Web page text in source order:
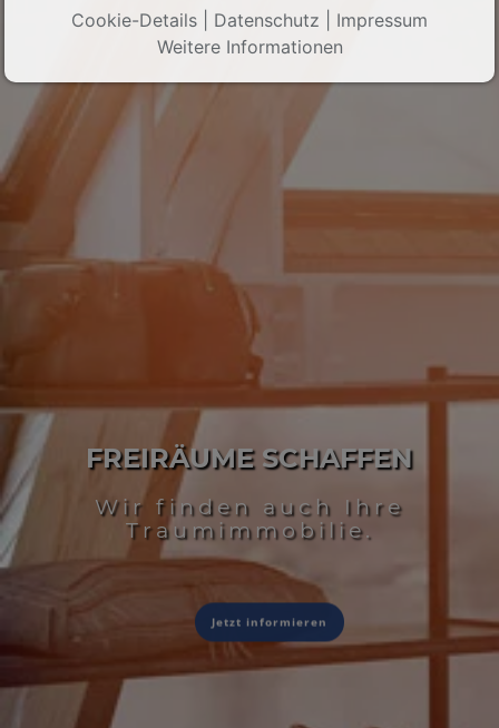
FREIRÄUME SCHAFFEN
Wir finden auch Ihre
Traumimmobilie.
Jetzt informieren
Cookie-Details Datenschutz
Impressum
Weitere Informationen